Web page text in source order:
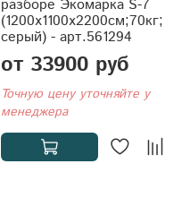
разборе Экомарка S-7
(1200x1100x2200см;70кг;
серый) - арт.561294
от 33900 руб
Точную цену уточняйте у
менеджера